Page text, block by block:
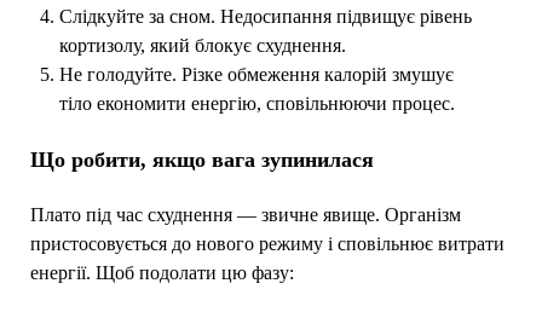
Слідкуйте за сном. Недосипання підвищує рівень
кортизолу, який блокує схуднення.
Не голодуйте. Різке обмеження калорій змушує
тіло економити енергію, сповільнюючи процес.
Що робити, якщо вага зупинилася
Плато під час схуднення — звичне явище. Організм
пристосовується до нового режиму і сповільнює витрати
енергії. Щоб подолати цю фазу: